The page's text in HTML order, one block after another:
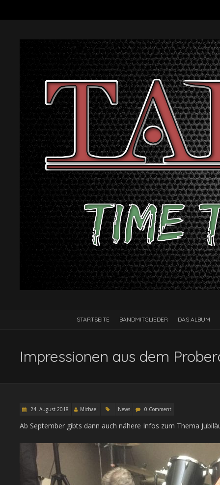
STARTSEITE BANDMITGLIEDER DAS ALBUM
Impressionen aus dem
24. August 2018 Michael News 0 Comment
Ab September gibts dann auch nähere Infos zum Thema